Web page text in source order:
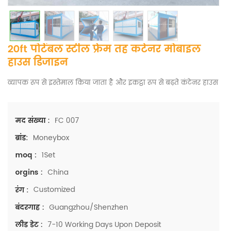
20ft पोर्टेबल स्टील फ्रेम तह कंटेनर मोबाइल
हाउस डिजाइन
व्यापक रूप से इस्तेमाल किया जाता है और इकट्ठा रूप से बढ़ते कंटेनर हाउस
मद संख्या : FC 007
ब्रांड: Moneybox
moq : 1Set
orgins : China
रंग : Customized
बंदरगाह : Guangzhou/Shenzhen
लीड डेट : 7-10 Working Days Upon Deposit